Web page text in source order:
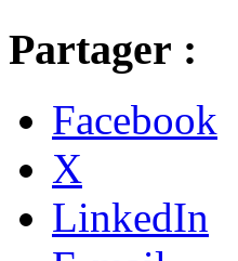
Partager :
Facebook
X
LinkedIn